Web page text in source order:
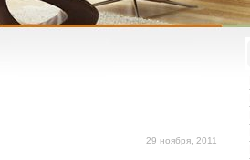
29 ноября, 2011